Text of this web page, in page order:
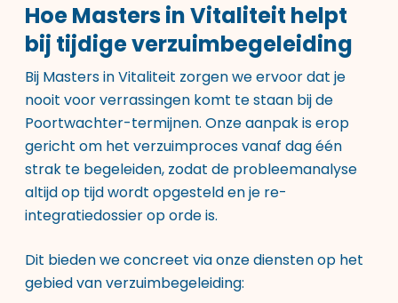
Hoe Masters in Vitaliteit helpt
bij tijdige verzuimbegeleiding
Bij Masters in Vitaliteit zorgen we ervoor dat je
nooit voor verrassingen komt te staan bij de
Poortwachter-termijnen. Onze aanpak is erop
gericht om het verzuimproces vanaf dag één
strak te begeleiden, zodat de probleemanalyse
altijd op tijd wordt opgesteld en je re-
integratiedossier op orde is.
Dit bieden we concreet via onzediensten op het
gebied van verzuimbegeleiding: